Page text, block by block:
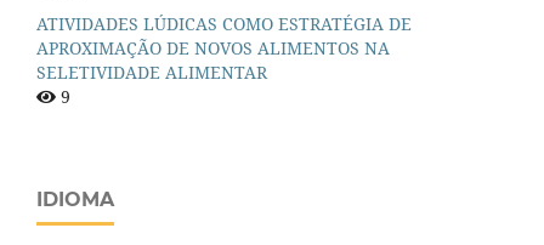
ATIVIDADES LÚDICAS COMO ESTRATÉGIA DE
APROXIMAÇÃO DE NOVOS ALIMENTOS NA
SELETIVIDADE ALIMENTAR
9
IDIOMA